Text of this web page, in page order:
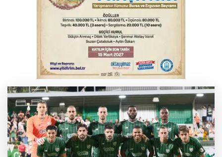
Feci kaza yaşlı çifti hayattan kopardı
Yükseköğretim Kanununda değişiklik
Resmi Gazete'de